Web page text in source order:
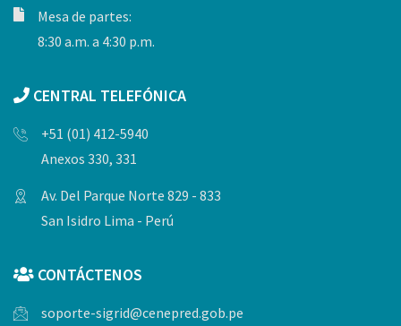
Mesa de partes:
8:30 a.m. a 4:30 p.m.
CENTRAL TELEFÓNICA
+51 (01) 412-5940
Anexos 330, 331
Av. Del Parque Norte 829 - 833
San Isidro Lima - Perú
CONTÁCTENOS
soporte-sigrid@cenepred.gob.pe